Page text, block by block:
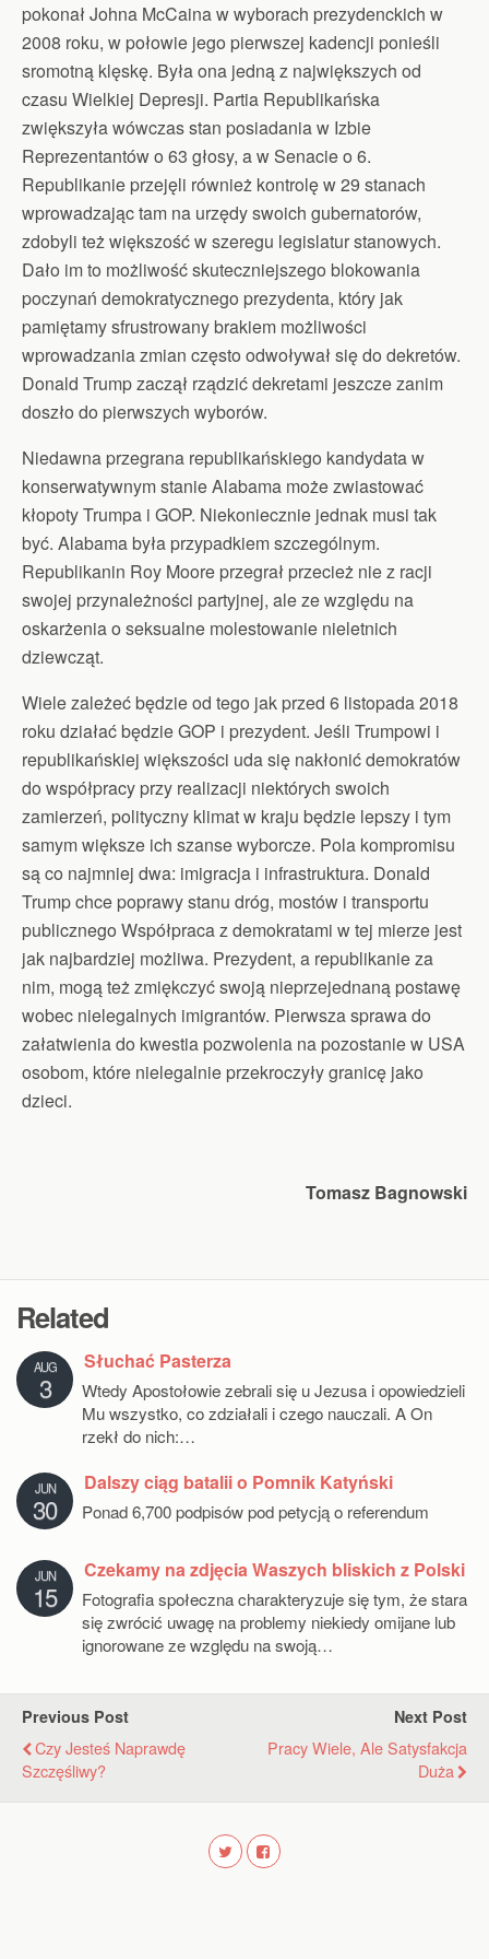
pokonał Johna McCaina w wyborach prezydenckich w
2008 roku, w połowie jego pierwszej kadencji ponieśli
sromotną klęskę. Była ona jedną z największych od
czasu Wielkiej Depresji. Partia Republikańska
zwiększyła wówczas stan posiadania w Izbie
Reprezentantów o 63 głosy, a w Senacie o 6.
Republikanie przejęli również kontrolę w 29 stanach
wprowadzając tam na urzędy swoich gubernatorów,
zdobyli też większość w szeregu legislatur stanowych.
Dało im to możliwość skuteczniejszego blokowania
poczynań demokratycznego prezydenta, który jak
pamiętamy sfrustrowany brakiem możliwości
wprowadzania zmian często odwoływał się do dekretów.
Donald Trump zaczął rządzić dekretami jeszcze zanim
doszło do pierwszych wyborów.
Niedawna przegrana republikańskiego kandydata w
konserwatywnym stanie Alabama może zwiastować
kłopoty Trumpa i GOP. Niekoniecznie jednak musi tak
być. Alabama była przypadkiem szczególnym.
Republikanin Roy Moore przegrał przecież nie z racji
swojej przynależności partyjnej, ale ze względu na
oskarżenia o seksualne molestowanie nieletnich
dziewcząt.
Wiele zależeć będzie od tego jak przed 6 listopada 2018
roku działać będzie GOP i prezydent. Jeśli Trumpowi i
republikańskiej większości uda się nakłonić demokratów
do współpracy przy realizacji niektórych swoich
zamierzeń, polityczny klimat w kraju będzie lepszy i tym
samym większe ich szanse wyborcze. Pola kompromisu
są co najmniej dwa: imigracja i infrastruktura. Donald
Trump chce poprawy stanu dróg, mostów i transportu
publicznego Współpraca z demokratami w tej mierze jest
jak najbardziej możliwa. Prezydent, a republikanie za
nim, mogą też zmiękczyć swoją nieprzejednaną postawę
wobec nielegalnych imigrantów. Pierwsza sprawa do
załatwienia do kwestia pozwolenia na pozostanie w USA
osobom, które nielegalnie przekroczyły granicę jako
dzieci.
Tomasz Bagnowski
Related
AUG
3
Słuchać Pasterza
Wtedy Apostołowie zebrali się u Jezusa i opowiedzieli
Mu wszystko, co zdziałali i czego nauczali. A On
rzekł do nich:…
JUN
30
Dalszy ciąg batalii o Pomnik Katyński
Ponad 6,700 podpisów pod petycją o referendum
JUN
15
Czekamy na zdjęcia Waszych bliskich z Polski
Fotografia społeczna charakteryzuje się tym, że stara
się zwrócić uwagę na problemy niekiedy omijane lub
ignorowane ze względu na swoją…
Previous Post
Czy Jesteś Naprawdę
Szczęśliwy?
Next Post
Pracy Wiele, Ale Satysfakcja
Duża